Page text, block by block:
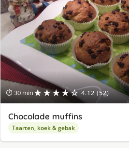
⏱ 30 min★★★★☆ 4.12 (52)
Chocolade muffins
Taarten, koek & gebak